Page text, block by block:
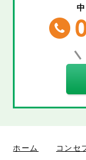
ホーム コンセ